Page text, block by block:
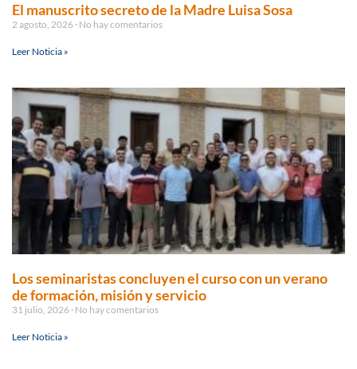
El manuscrito secreto de la Madre Luisa Sosa
2 agosto, 2026 No hay comentarios
Leer Noticia »
Los seminaristas concluyen el curso con un verano
de formación, misión y servicio
31 julio, 2026 No hay comentarios
Leer Noticia »